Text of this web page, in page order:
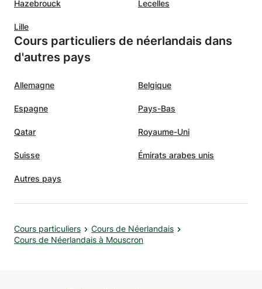
Hazebrouck Lecelles
Lille
Cours particuliers de néerlandais dans
d'autres pays
Allemagne Belgique
Espagne Pays-Bas
Qatar Royaume-Uni
Suisse Émirats arabes unis
Autres pays
Cours particuliers
Cours de Néerlandais
Cours de Néerlandais à Mouscron